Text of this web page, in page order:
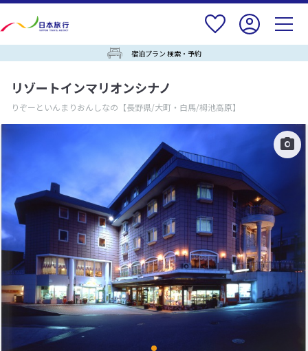
宿泊プラン 検索・予約
リゾートインマリオンシナノ
りぞーといんまりおんしなの 【長野県/大町・白馬/栂池高原】